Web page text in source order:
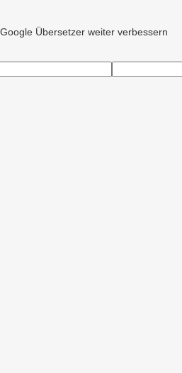
Übersetzer weiter verbessern